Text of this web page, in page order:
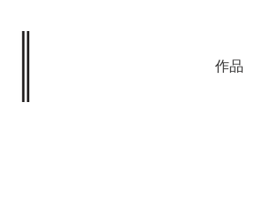
作品